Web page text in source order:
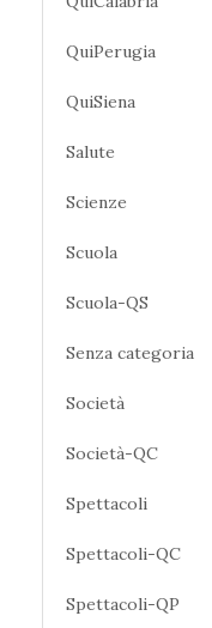
QuiPerugia
QuiSiena
Salute
Scienze
Scuola
Scuola-QS
Senza categoria
Società
Società-QC
Spettacoli
Spettacoli-QC
Spettacoli-QP